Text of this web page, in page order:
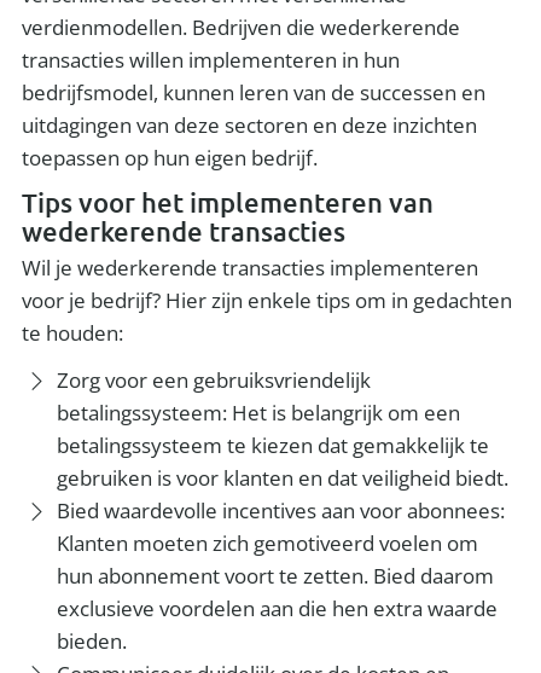
verdienmodellen. Bedrijven die wederkerende
transacties willen implementeren in hun
bedrijfsmodel, kunnen leren van de successen en
uitdagingen van deze sectoren en deze inzichten
toepassen op hun eigen bedrijf.
Tips voor het implementeren van
wederkerende transacties
Wil je wederkerende transacties implementeren
voor je bedrijf? Hier zijn enkele tips om in gedachten
te houden:
Zorg voor een gebruiksvriendelijk
betalingssysteem: Het is belangrijk om een
betalingssysteem te kiezen dat gemakkelijk te
gebruiken is voor klanten en dat veiligheid biedt.
Bied waardevolle incentives aan voor abonnees:
Klanten moeten zich gemotiveerd voelen om
hun abonnement voort te zetten. Bied daarom
exclusieve voordelen aan die hen extra waarde
bieden.